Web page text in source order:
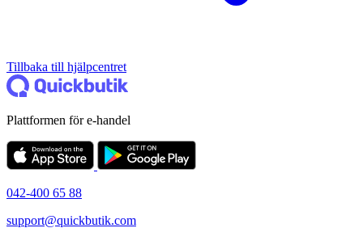
Tillbaka till hjälpcentret
Plattformen för e-handel
042-400 65 88
support@quickbutik.com